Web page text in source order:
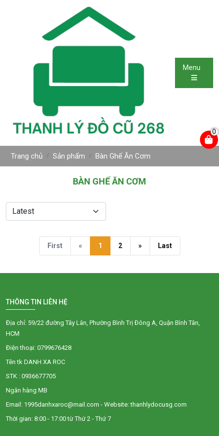
Menu
Trang chủ Sản phẩm Bàn Ghế Ăn Cơm
BÀN GHẾ ĂN CƠM
First « 1 2 » Last
THÔNG TIN LIÊN HỆ
Địa chỉ: 59/22 đường Tây Lân, Phường Bình Trị Đông A, Quận Bình Tân,
HCM
Điện thoại: 0799676428
Tên tk DANH XA ROC
STK : 0936677705
Ngân hàng MB
Email: 1995danhxaroc@mail.com - Website: thanhlydocusg.com
Thời gian: 8:00 - 17:00 từ Thứ 2 - Thứ 7
0